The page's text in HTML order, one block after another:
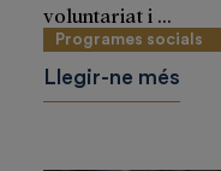
voluntariat i ...
Programes socials
Llegir-ne més